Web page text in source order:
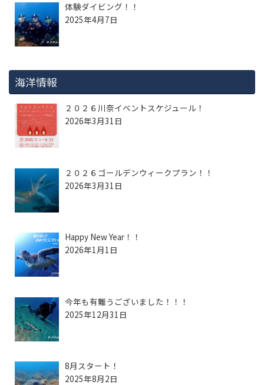
体験ダイビング！！
2025年4月7日
海洋情報
２０２６川奈イベントスケジュール！
2026年3月31日
２０２６ゴールデンウィークプラン！！
2026年3月31日
Happy New Year！！
2026年1月1日
今年も有難うございました！！！
2025年12月31日
8月スタート！
2025年8月2日